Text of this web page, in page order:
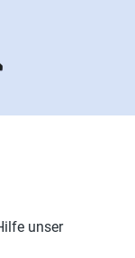
unser